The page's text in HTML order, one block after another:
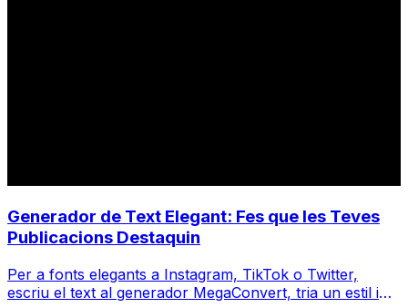
Generador de Text Elegant: Fes que les Teves
Publicacions Destaquin
Per a fonts elegants a Instagram, TikTok o Twitter,
escriu el text al generador MegaConvert, tria un estil i